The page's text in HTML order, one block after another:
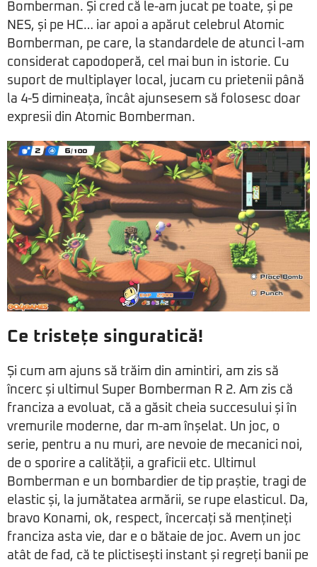
Bomberman. Și cred că le-am jucat pe toate, și pe
NES, și pe HC… iar apoi a apărut celebrul Atomic
Bomberman, pe care, la standardele de atunci l-am
considerat capodoperă, cel mai bun in istorie. Cu
suport de multiplayer local, jucam cu prietenii până
la 4-5 dimineața, încât ajunsesem să folosesc doar
expresii din Atomic Bomberman.
Ce tristețe singuratică!
Și cum am ajuns să trăim din amintiri, am zis să
încerc și ultimul Super Bomberman R 2. Am zis că
franciza a evoluat, că a găsit cheia succesului și în
vremurile moderne, dar m-am înșelat. Un joc, o
serie, pentru a nu muri, are nevoie de mecanici noi,
de o sporire a calității, a graficii etc. Ultimul
Bomberman e un bombardier de tip praștie, tragi de
elastic și, la jumătatea armării, se rupe elasticul. Da,
bravo Konami, ok, respect, încercați să mențineți
franciza asta vie, dar e o bătaie de joc. Avem un joc
atât de fad, că te plictisești instant și regreți banii pe